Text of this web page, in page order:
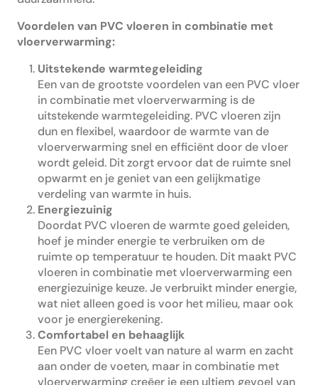
Voordelen van PVC vloeren in combinatie met
vloerverwarming:
Uitstekende warmtegeleiding
Een van de grootste voordelen van een PVC vloer
in combinatie met vloerverwarming is de
uitstekende warmtegeleiding. PVC vloeren zijn
dun en flexibel, waardoor de warmte van de
vloerverwarming snel en efficiënt door de vloer
wordt geleid. Dit zorgt ervoor dat de ruimte snel
opwarmt en je geniet van een gelijkmatige
verdeling van warmte in huis.
Energiezuinig
Doordat PVC vloeren de warmte goed geleiden,
hoef je minder energie te verbruiken om de
ruimte op temperatuur te houden. Dit maakt PVC
vloeren in combinatie met vloerverwarming een
energiezuinige keuze. Je verbruikt minder energie,
wat niet alleen goed is voor het milieu, maar ook
voor je energierekening.
Comfortabel en behaaglijk
Een PVC vloer voelt van nature al warm en zacht
aan onder de voeten, maar in combinatie met
vloerverwarming creëer je een ultiem gevoel van